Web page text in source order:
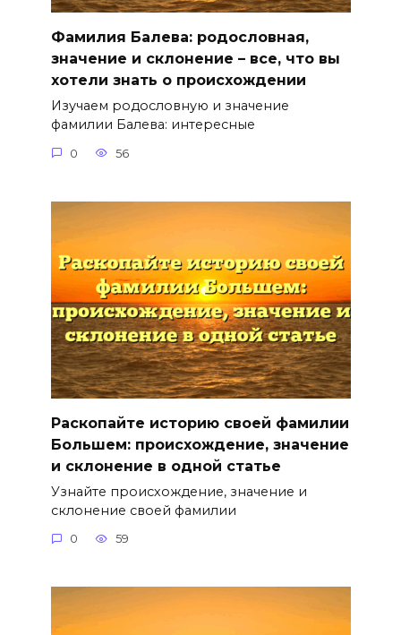
Фамилия Балева: родословная,
значение и склонение – все, что вы
хотели знать о происхождении
Изучаем родословную и значение
фамилии Балева: интересные
0 56
Раскопайте историю своей фамилии
Большем: происхождение, значение
и склонение в одной статье
Узнайте происхождение, значение и
склонение своей фамилии
0 59